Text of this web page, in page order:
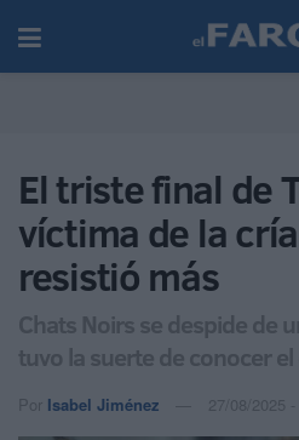
El triste final de
víctima de la
resistió más
Chats Noirs se despide de
tuvo la suerte de conocer
Por Isabel Jiménez 27/08/2025 -